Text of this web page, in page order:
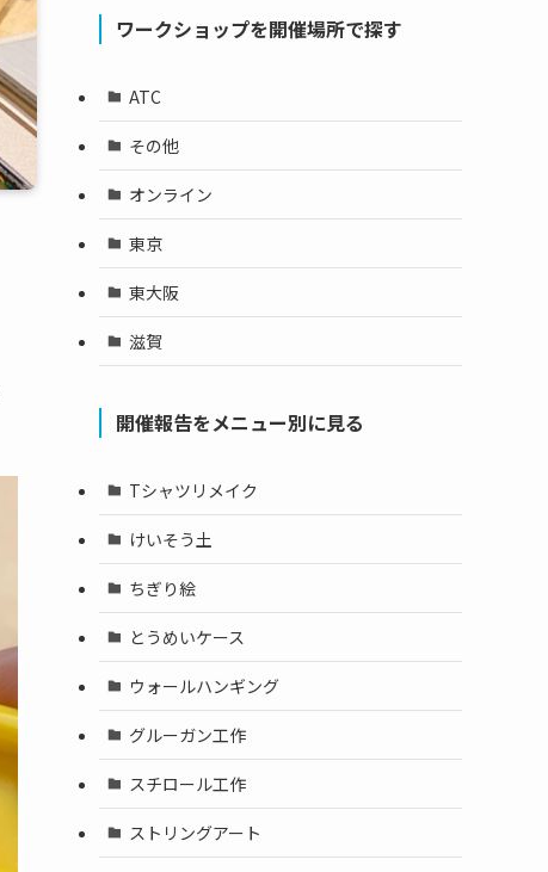
ワークショップを開催場所で探す
ATC
その他
オンライン
東京
東大阪
滋賀
開催報告をメニュー別に見る
Tシャツリメイク
けいそう土
ちぎり絵
とうめいケース
ウォールハンギング
グルーガン工作
スチロール工作
ストリングアート